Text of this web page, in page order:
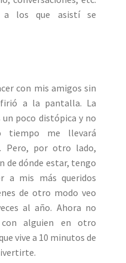
a los que asistí se
con mis amigos sin
a la pantalla. La
un poco distópica y no
tiempo me llevará
Pero, por otro lado,
de dónde estar, tengo
a mis más queridos
de otro modo veo
al año. Ahora no
alguien en otro
vive a 10 minutos de